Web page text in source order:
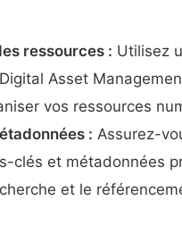
ressources : Utilisez
Asset
vos ressources
: Assurez-
clés et métadonnées
et le